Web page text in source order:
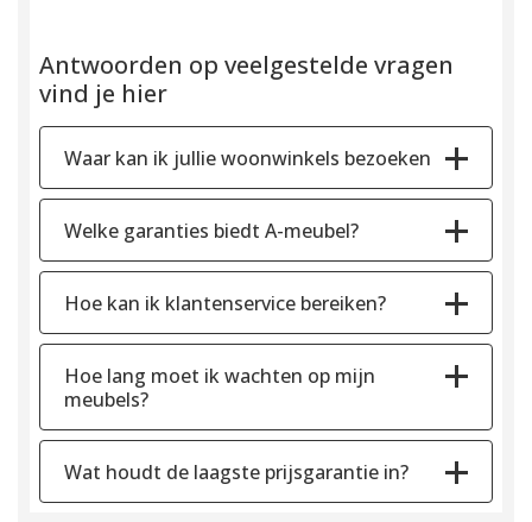
Antwoorden op veelgestelde vragen
vind je hier
Waar kan ik jullie woonwinkels bezoeken
Welke garanties biedt A-meubel?
Hoe kan ik klantenservice bereiken?
Hoe lang moet ik wachten op mijn
meubels?
Wat houdt de laagste prijsgarantie in?